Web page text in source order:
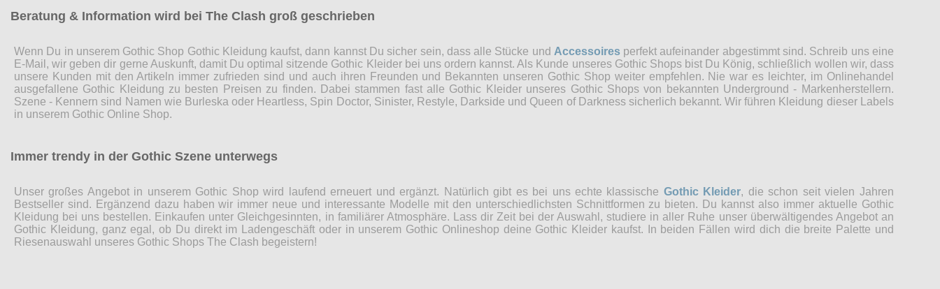
Beratung & Information wird bei The Clash groß geschrieben
Wenn Du in unserem Gothic Shop Gothic Kleidung kaufst, dann kannst Du sicher sein, dass alle Stücke und Accessoiresperfekt aufeinander abgestimmt sind. Schreib uns eine
E-Mail, wir geben dir gerne Auskunft, damit Du optimal sitzende Gothic Kleider bei uns ordern kannst. Als Kunde unseres Gothic Shops bist Du König, schließlich wollen wir, dass
unsere Kunden mit den Artikeln immer zufrieden sind und auch ihren Freunden und Bekannten unseren Gothic Shop weiter empfehlen. Nie war es leichter, im Onlinehandel
ausgefallene Gothic Kleidung zu besten Preisen zu finden. Dabei stammen fast alle Gothic Kleider unseres Gothic Shops von bekannten Underground - Markenherstellern.
Szene - Kennern sind Namen wie Burleska oder Heartless, Spin Doctor, Sinister, Restyle, Darkside und Queen of Darkness sicherlich bekannt. Wir führen Kleidung dieser Labels
in unserem Gothic Online Shop.
Immer trendy in der Gothic Szene unterwegs
Unser großes Angebot in unserem Gothic Shop wird laufend erneuert und ergänzt. Natürlich gibt es bei uns echte klassische Gothic Kleider, die schon seit vielen Jahren
Bestseller sind. Ergänzend dazu haben wir immer neue und interessante Modelle mit den unterschiedlichsten Schnittformen zu bieten. Du kannst also immer aktuelle Gothic
Kleidung bei uns bestellen. Einkaufen unter Gleichgesinnten, in familiärer Atmosphäre. Lass dir Zeit bei der Auswahl, studiere in aller Ruhe unser überwältigendes Angebot an
Gothic Kleidung, ganz egal, ob Du direkt im Ladengeschäft oder in unserem Gothic Onlineshop deine Gothic Kleider kaufst. In beiden Fällen wird dich die breite Palette und
Riesenauswahl unseres Gothic Shops The Clash begeistern!